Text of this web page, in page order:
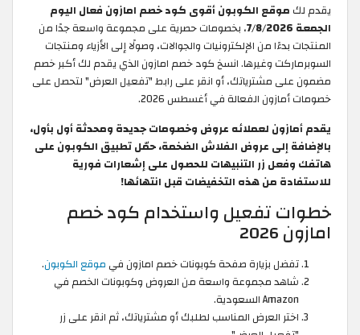
يقدم لك موقع الكوبون أقوى كود خصم امازون فعال اليوم
الجمعة 7/8/2026
، بخصومات حصرية على مجموعة واسعة جدًا من
المنتجات بدءًا من الإلكترونيات والجوالات، وصولًا إلى الأزياء ومنتجات
السوبرماركت وغيرها. انسخ كود خصم امازون الذي يقدم لك أكبر خصم
مضمون على مشترياتك، أو انقر على رابط "تفعيل العرض" لتحصل على
خصومات أمازون الفعالة في أغسطس 2026.
يقدم أمازون لعملائه عروض وخصومات جديدة ومحدثة أول بأول،
بالإضافة إلى عروض الفلاش الضخمة، حمّل تطبيق الكوبون على
هاتفك وفعل زر التنبيهات للحصول على إشعارات فورية
للاستفادة من هذه التخفيضات قبل انتهائها!
خطوات تفعيل واستخدام كود خصم
امازون 2026
تفضل بزيارة صفحة كوبونات خصم امازون في موقع الكوبون.
شاهد مجموعة واسعة من العروض وكوبونات الخصم في
Amazon السعودية.
اختر العرض المناسب لطلبك أو مشترياتك، ثم انقر على زر